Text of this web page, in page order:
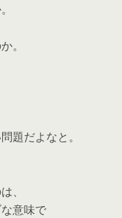
。
題だよなと。
、
意味で